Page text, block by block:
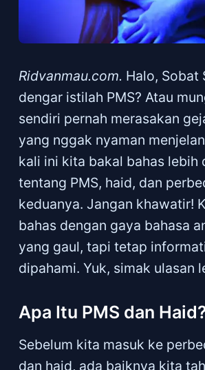
Ridvanmau.com. Halo, Sobat
dengar istilah PMS? Atau
sendiri pernah merasakan
yang nggak nyaman
kali ini kita bakal bahas lebih
tentang PMS, haid, dan
keduanya. Jangan khawatir!
bahas dengan gaya bahasa
yang gaul, tapi tetap
dipahami. Yuk, simak ulasan
Apa Itu PMS dan
Sebelum kita masuk ke
dan haid, ada baiknya kita